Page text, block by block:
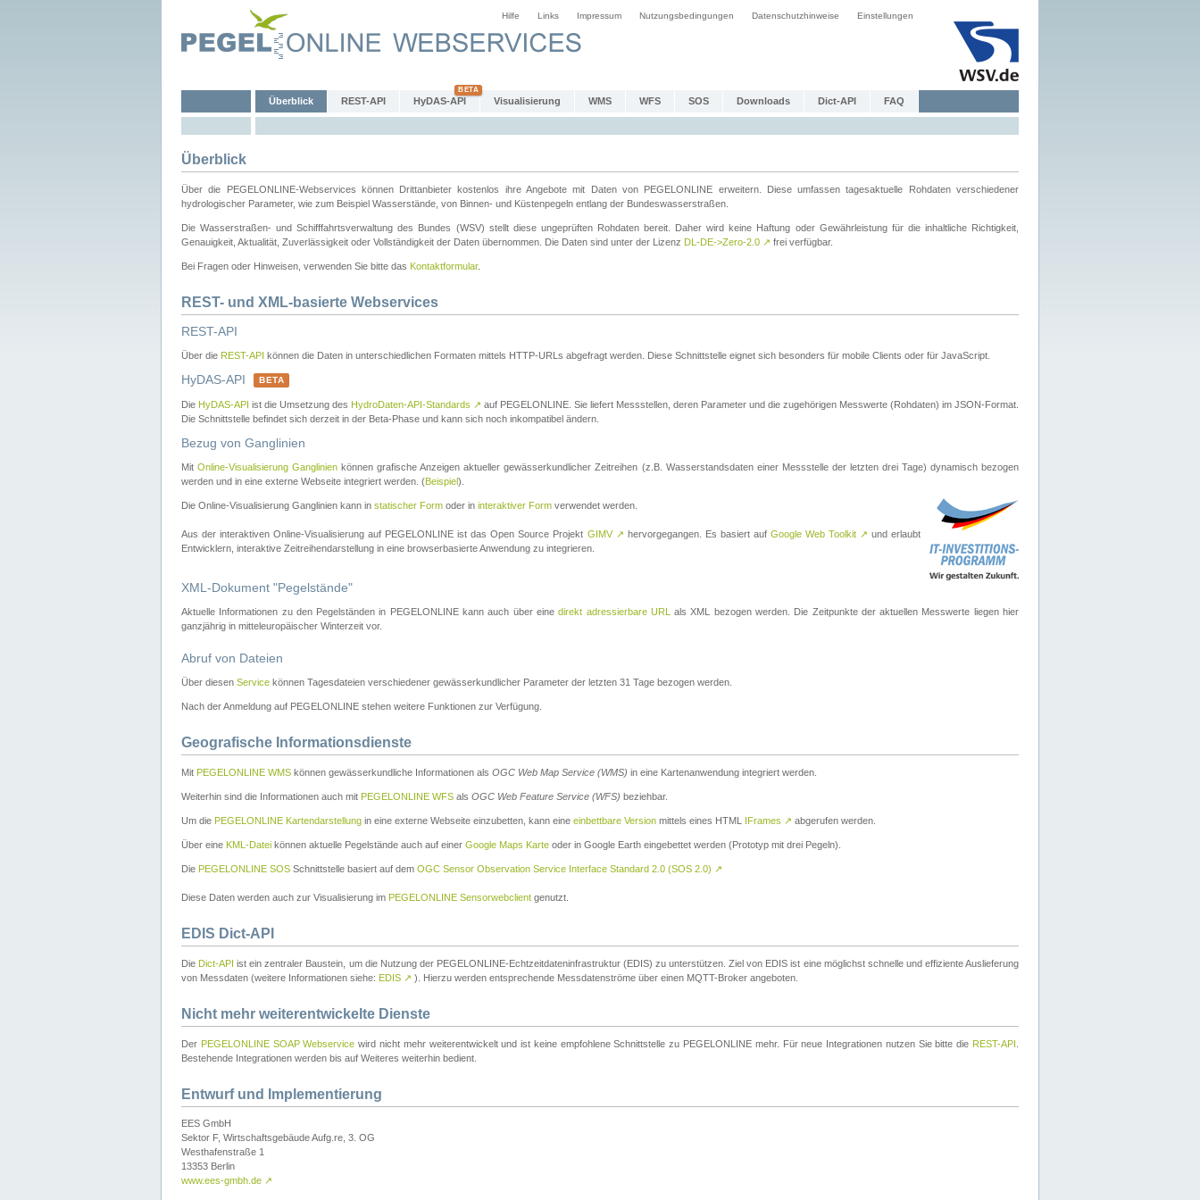
Hilfe Links Impressum Nutzungsbedingungen Datenschutzhinweise Einstellungen
Überblick REST-API HyDAS-API Visualisierung WMS WFS SOS Downloads Dict-API FAQ
Überblick
Über die PEGELONLINE-Webservices können Drittanbieter kostenlos ihre Angebote mit Daten von PEGELONLINE erweitern. Diese umfassen tagesaktuelle Rohdaten verschiedener
hydrologischer Parameter, wie zum Beispiel Wasserstände, von Binnen- und Küstenpegeln entlang der Bundeswasserstraßen.
Die Wasserstraßen- und Schifffahrtsverwaltung des Bundes (WSV) stellt diese ungeprüften Rohdaten bereit. Daher wird keine Haftung oder Gewährleistung für die inhaltliche Richtigkeit,
Genauigkeit, Aktualität, Zuverlässigkeit oder Vollständigkeit der Daten übernommen. Die Daten sind unter der Lizenz DL-DE->Zero-2.0 ↗ frei verfügbar.
Bei Fragen oder Hinweisen, verwenden Sie bitte das Kontaktformular.
REST- und XML-basierte Webservices
REST-API
Über die REST-API können die Daten in unterschiedlichen Formaten mittels HTTP-URLs abgefragt werden. Diese Schnittstelle eignet sich besonders für mobile Clients oder für JavaScript.
HyDAS-API BETA
Die HyDAS-API ist die Umsetzung des HydroDaten-API-Standards ↗ auf PEGELONLINE. Sie liefert Messstellen, deren Parameter und die zugehörigen Messwerte (Rohdaten) im JSON-Format.
Die Schnittstelle befindet sich derzeit in der Beta-Phase und kann sich noch inkompatibel ändern.
Bezug von Ganglinien
MitOnline-Visualisierung Ganglinien können grafische Anzeigen aktueller gewässerkundlicher Zeitreihen (z.B. Wasserstandsdaten einer Messstelle der letzten drei Tage) dynamisch bezogen
werden und in eine externe Webseite integriert werden. (Beispiel).
Die Online-Visualisierung Ganglinien kann in statischer Form oder in interaktiver Form verwendet werden.
Aus der interaktiven Online-Visualisierung auf PEGELONLINE ist das Open Source Projekt GIMV ↗ hervorgegangen. Es basiert auf Google Web Toolkit ↗ und erlaubt
Entwicklern, interaktive Zeitreihendarstellung in eine browserbasierte Anwendung zu integrieren.
XML-Dokument "Pegelstände"
Aktuelle Informationen zu den Pegelständen in PEGELONLINE kann auch über einedirekt adressierbare URL
als XML bezogen werden. Die Zeitpunkte der aktuellen Messwerte liegen hier
ganzjährig in mitteleuropäischer Winterzeit vor.
Abruf von Dateien
Über diesen Service können Tagesdateien verschiedener gewässerkundlicher Parameter der letzten 31 Tage bezogen werden.
Nach der Anmeldung auf PEGELONLINE stehen weitere Funktionen zur Verfügung.
Geografische Informationsdienste
Mit PEGELONLINE WMS können gewässerkundliche Informationen als OGC Web Map Service (WMS) in eine Kartenanwendung integriert werden.
Weiterhin sind die Informationen auch mit PEGELONLINE WFS als OGC Web Feature Service (WFS) beziehbar.
Um die PEGELONLINE Kartendarstellung in eine externe Webseite einzubetten, kann eine einbettbare Version mittels eines HTML IFrames ↗ abgerufen werden.
Über eine KML-Datei können aktuelle Pegelstände auch auf einer Google Maps Karte oder in Google Earth eingebettet werden (Prototyp mit drei Pegeln).
Die PEGELONLINE SOS Schnittstelle basiert auf dem OGC Sensor Observation Service Interface Standard 2.0 (SOS 2.0) ↗
Diese Daten werden auch zur Visualisierung im PEGELONLINE Sensorwebclient genutzt.
EDIS Dict-API
Die Dict-API ist ein zentraler Baustein, um die Nutzung der PEGELONLINE-Echtzeitdateninfrastruktur (EDIS) zu unterstützen. Ziel von EDIS ist eine möglichst schnelle und effiziente Auslieferung
von Messdaten (weitere Informationen siehe: EDIS ↗ ). Hierzu werden entsprechende Messdatenströme über einen MQTT-Broker angeboten.
Nicht mehr weiterentwickelte Dienste
Der PEGELONLINE SOAP Webservice wird nicht mehr weiterentwickelt und ist keine empfohlene Schnittstelle zu PEGELONLINE mehr. Für neue Integrationen nutzen Sie bitte die REST-API
Bestehende Integrationen werden bis auf Weiteres weiterhin bedient.
Entwurf und Implementierung
EES GmbH
Sektor F, Wirtschaftsgebäude Aufg.re, 3. OG
Westhafenstraße 1
13353 Berlin
www.ees-gmbh.de ↗